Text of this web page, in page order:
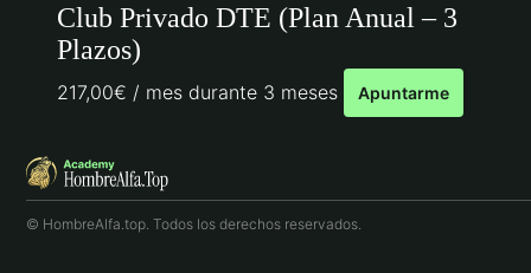
Club Privado DTE (Plan Anual – 3
Plazos)
217,00€ / mes durante 3 meses Apuntarme
© HombreAlfa.top. Todos los derechos reservados.